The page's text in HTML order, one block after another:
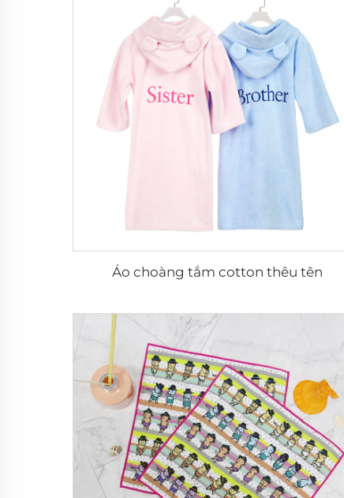
Áo choàng tắm cotton thêu tên